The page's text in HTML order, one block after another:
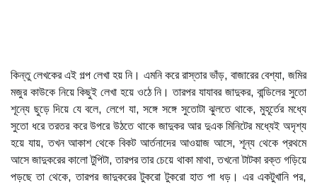
কিন্তু লেখকের এই গল্প লেখা হয় নি। এমনি করে রাস্তার ভাঁড়, বাজারের বেশ্যা, জমির
মজুর কাউকে নিয়ে কিছুই লেখা হয়ে ওঠে নি। তারপর যাযাবর জাদুকর, বান্ডিলের সুতো
শূন্যে ছুড়ে দিয়ে যে বলে, লেগে যা, সঙ্গে সঙ্গে সুতোটা ঝুলতে থাকে, মুহূর্তের মধ্যে
সুতো ধরে তরতর করে উপরে উঠতে থাকে জাদুকর আর দুএক মিনিটের মধ্যেই অদৃশ্য
হয়ে যায়, তখন আকাশ থেকে বিকট আর্তনাদের আওয়াজ আসে, শূন্য থেকে প্রথমে
আসে জাদুকরের কালো টুপিটা, তারপর তার চেয়ে থাকা মাথা, তখনো টাটকা রক্ত গড়িয়ে
পড়ছে তা থেকে, তারপর জাদুকরের টুকরো টুকরো হাত পা ধড়। এর একটুখানি পর,